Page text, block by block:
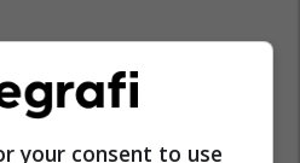
your consent to use